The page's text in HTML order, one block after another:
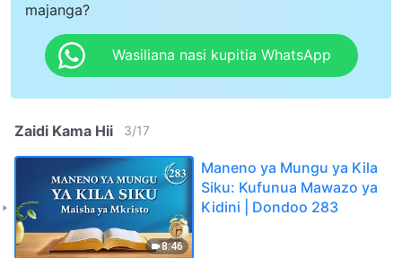
majanga?
Wasiliana nasi kupitia WhatsApp
Zaidi Kama Hii 3/17
8:46
Maneno ya Mungu ya Kila
Siku: Kufunua Mawazo ya
Kidini | Dondoo 283